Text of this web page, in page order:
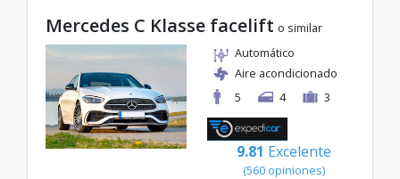
Mercedes C Klasse facelift o similar
Automático
Aire acondicionado
5
4 3
9.81 Excelente
(560 opiniones)